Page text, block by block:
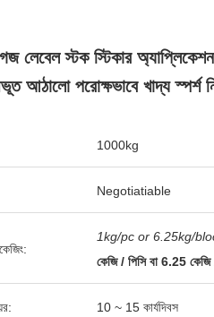
লেবেল স্টক স্টিকার
আঠালো পরোক্ষভাবে খাদ্য স্পর্শ
1000kg
Negotiatiable
1kg/pc or 6.25kg/
কেজি / পিসি বা 6.25 কেজি
10 ~ 15 কার্যদিবস